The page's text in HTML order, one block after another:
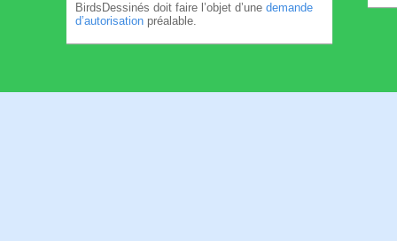
BirdsDessinés doit faire l’objet d’une demande
d’autorisation préalable.